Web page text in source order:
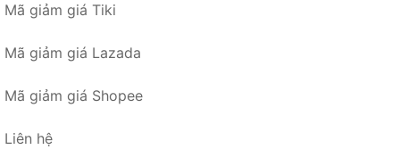
Mã giảm giá Tiki
Mã giảm giá Lazada
Mã giảm giá Shopee
Liên hệ